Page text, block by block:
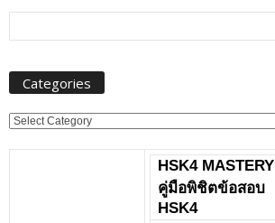
Categories
Categories
HSK4 MASTERY
คู่มือพิชิตข้อสอบ
HSK4